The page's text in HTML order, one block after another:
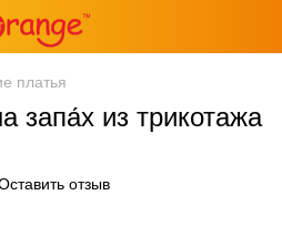
платья
запа́х из трикотажа
отзыв